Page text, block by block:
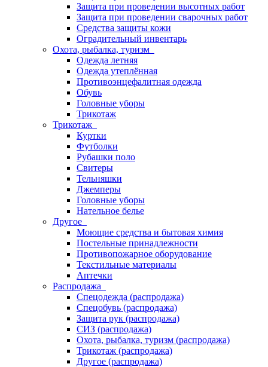
Защита при проведении высотных работ
Защита при проведении сварочных работ
Средства защиты кожи
Оградительный инвентарь
Охота, рыбалка, туризм
Одежда летняя
Одежда утеплённая
Противоэнцефалитная одежда
Обувь
Головные уборы
Трикотаж
Трикотаж
Куртки
Футболки
Рубашки поло
Свитеры
Тельняшки
Джемперы
Головные уборы
Нательное белье
Другое
Моющие средства и бытовая химия
Постельные принадлежности
Противопожарное оборудование
Текстильные материалы
Аптечки
Распродажа
Спецодежда (распродажа)
Спецобувь (распродажа)
Защита рук (распродажа)
СИЗ (распродажа)
Охота, рыбалка, туризм (распродажа)
Трикотаж (распродажа)
Другое (распродажа)